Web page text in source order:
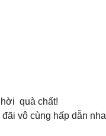
hời quà chất!
vô cùng hấp dẫn nha